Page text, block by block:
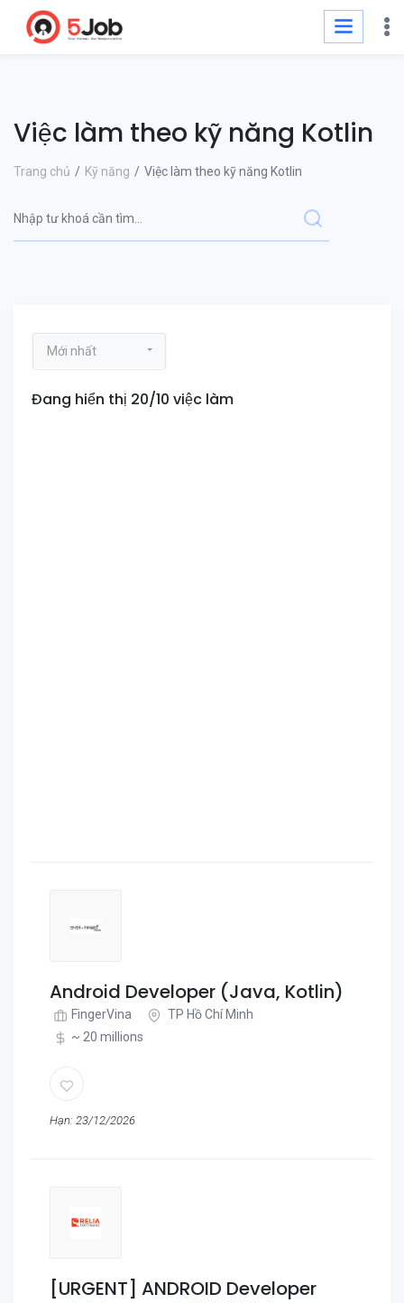
Việc làm theo kỹ năng Kotlin
Trang chủ Kỹ năng Việc làm theo kỹ năng Kotlin
Mới nhất
Đang hiển thị 20/10 việc làm
Android Developer (Java, Kotlin)
FingerVina
TP Hồ Chí Minh
~ 20 millions
Hạn: 23/12/2026
[URGENT] ANDROID Developer